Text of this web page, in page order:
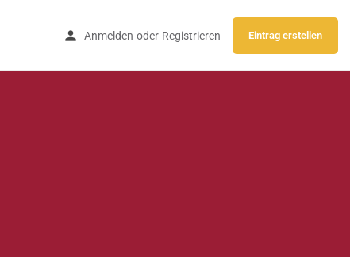
Anmelden oder Registrieren Eintrag erstellen